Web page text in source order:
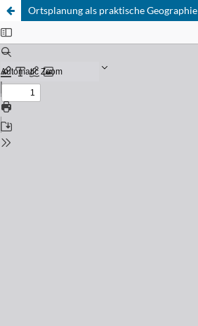
Ortsplanung als praktische Geographie